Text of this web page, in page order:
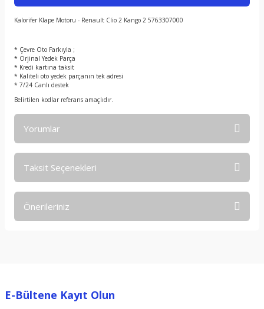
Kalorifer Klape Motoru - Renault Clio 2 Kango 2 5763307000
* Çevre Oto Farkıyla ;
* Orjinal Yedek Parça
* Kredi kartına taksit
* Kaliteli oto yedek parçanın tek adresi
* 7/24 Canlı destek
Belirtilen kodlar referans amaçlıdır.
Yorumlar
Taksit Seçenekleri
Önerileriniz
Ürün resmi kalitesiz, bozuk veya görüntülenemiyor.
E-Bültene Kayıt Olun